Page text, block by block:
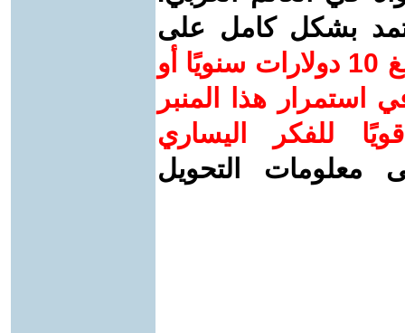
بشكل كامل على
ساهم/ي معنا! بدعمكم بمبلغ 10 دولارات سنويًا أو
استمرار هذا المنبر
للفكر اليساري
معلومات التحويل